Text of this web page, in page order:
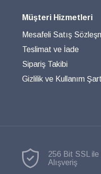
Müşteri Hizmetleri
Mesafeli Satış
Teslimat ve İade
Sipariş Takibi
Gizlilik ve Kullanım
256 Bit SSL ile
Alışveriş